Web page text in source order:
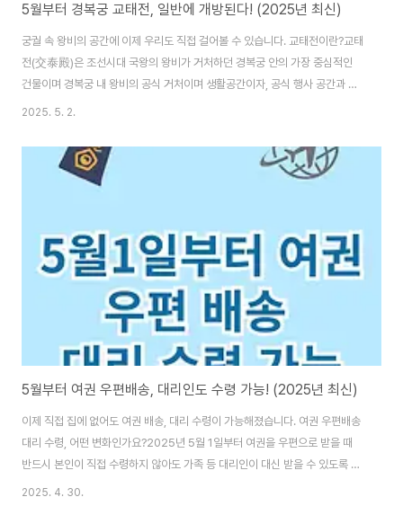
5월부터 경복궁 교태전, 일반에 개방된다! (2025년 최신)
궁궐 속 왕비의 공간에 이제 우리도 직접 걸어볼 수 있습니다. 교태전이란?교태
전(交泰殿)은 조선시대 국왕의 왕비가 거처하던 경복궁 안의 가장 중심적인
건물이며 경복궁 내 왕비의 공식 거처이며 생활공간이자, 공식 행사 공간과 아
름다운 아미산 정원과 함께 구성된 곳으로 그동안 교태전은 복원공사 및 문화
개방 내용 요약따로 예약 없이 경복궁 관람 티켓만 있으면 교태전까지 자유롭
게 둘러볼 수 있음을 확인하시기 바랍니다. 교태전 관람 포인트🏯 고즈넉한 왕
비의 거처를 직접 둘러보기🌸 아미산 정원의 아름다운 굴뚝 장식 감상📸 고풍
느껴보기 교태전 관람 주의..
2025. 5. 2.
5월부터 여권 우편배송, 대리인도 수령 가능! (2025년 최신)
이제 직접 집에 없어도 여권 배송, 대리 수령이 가능해졌습니다. 여권 우편배송
대리 수령, 어떤 변화인가요?2025년 5월 1일부터 여권을 우편으로 받을 때
반드시 본인이 직접 수령하지 않아도 가족 등 대리인이 대신 받을 수 있도록 제
도 개선되었습니다. 기존에는 본인만 수령 가능 → 이제는 가족이나 지정 대리
2025. 4. 30.